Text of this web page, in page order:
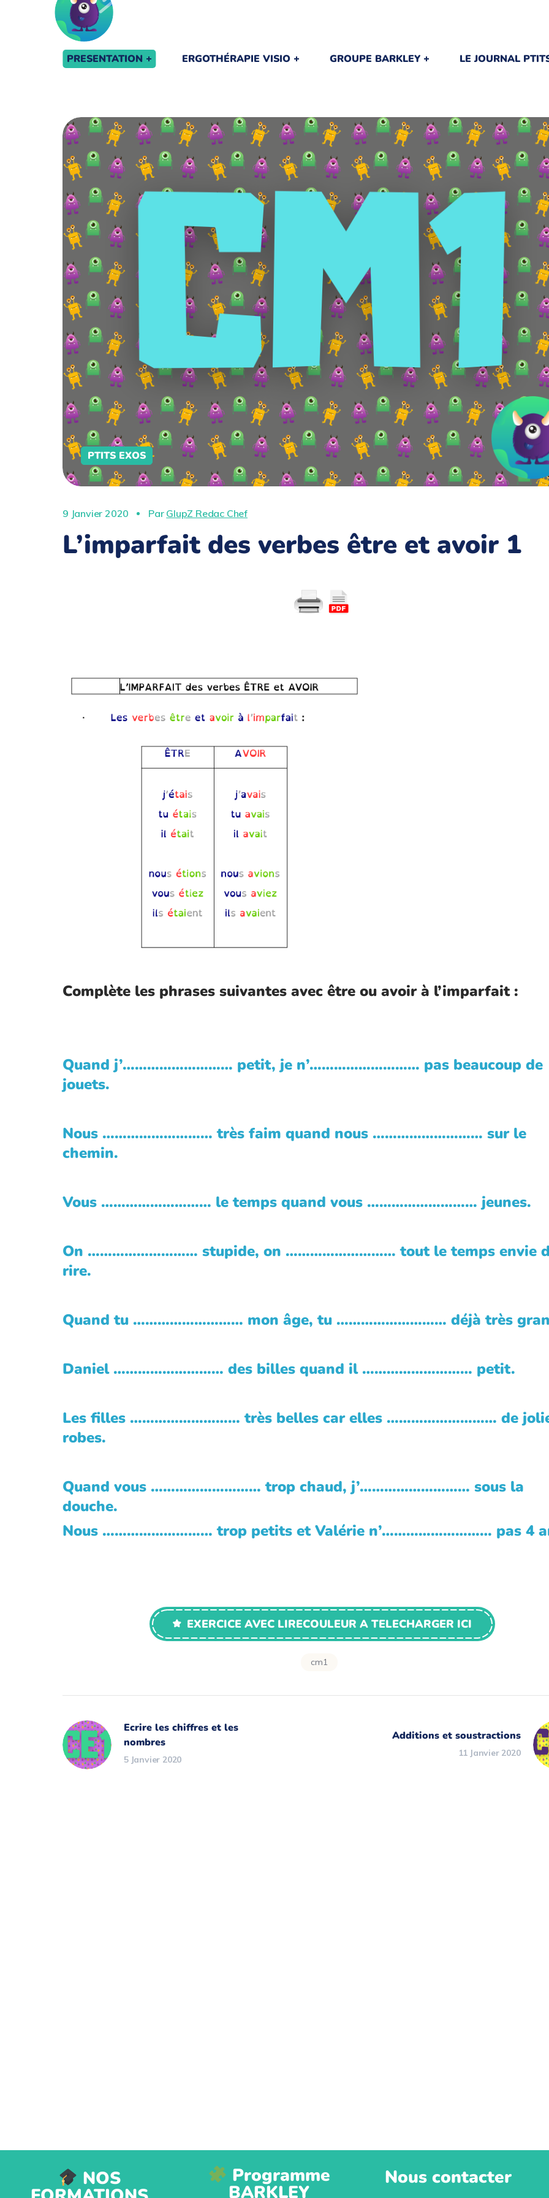
PRESENTATION ERGOTHÉRAPIE VISIO GROUPE BARKLEY LE JOURNAL
PTITS EXOS
9 Janvier 2020 Par GlupZ Redac Chef
L’imparfait des verbes être et avoir 1
Complète les phrases suivantes avec être ou avoir à l’imparfait :
Quand j’……………………… petit, je n’……………………… pas beaucoup de
jouets.
Nous ……………………… très faim quand nous ……………………… sur le
chemin.
Vous ……………………… le temps quand vous ……………………… jeunes.
On ……………………… stupide, on ……………………… tout le temps envie
rire.
Quand tu ……………………… mon âge, tu ……………………… déjà très
Daniel ……………………… des billes quand il ……………………… petit.
Les filles ……………………… très belles car elles ……………………… de
robes.
Quand vous ……………………… trop chaud, j’……………………… sous la
douche.
Nous ……………………… trop petits et Valérie n’……………………… pas 4
EXERCICE AVEC LIRECOULEUR A TELECHARGER ICI
cm1
Ecrire les chiffres et les
nombres
5 Janvier 2020
Additions et soustractions
11 Janvier 2020
NOS Programme
BARKLEY
Nous contacter